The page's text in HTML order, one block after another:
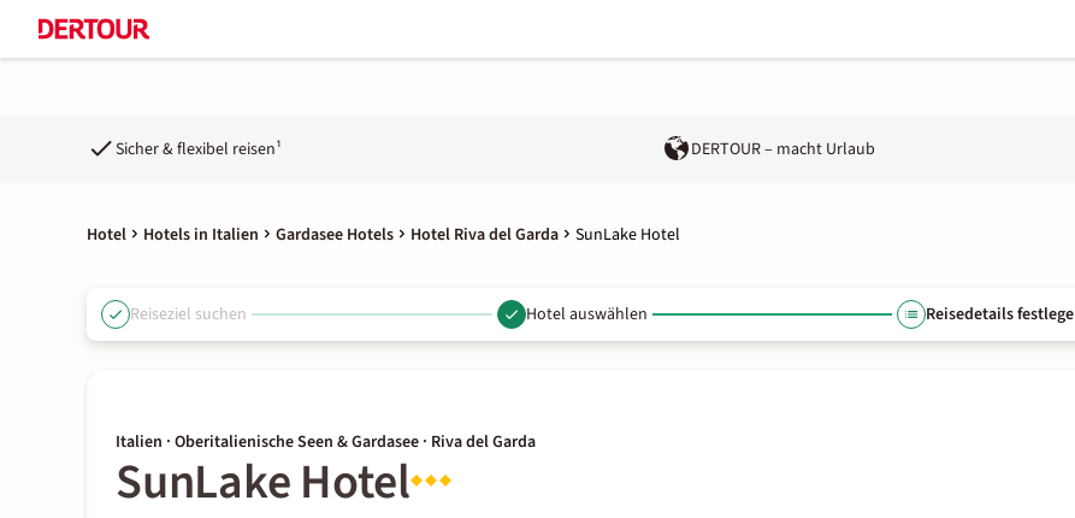
Sicher & flexibel reisen¹ DERTOUR – macht Urlaub
Hotel Hotels in Italien Gardasee Hotels Hotel Riva del Garda SunLake Hotel
Reiseziel suchen Hotel auswählen Reisedetails
Italien · Oberitalienische Seen & Gardasee · Riva del Garda
SunLake Hotel